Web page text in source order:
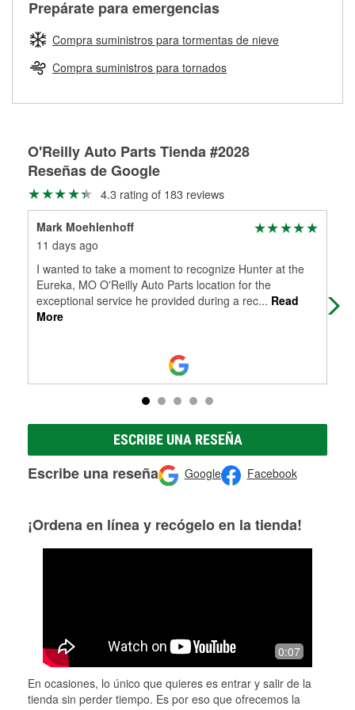
Herramientas de O'Reilly
pueden ser reutilizados, podemos ayudarte a encontrar las
partes de reemplazo correctas para tu reparación.
Rectificación de tambores y discos de freno
averiada o determina los acoplamientos y la longitud
adecuados para que te construyamos una nueva. O'Reilly
Auto Parts tiene las mangueras y los acoples adecuados
para reparar el sistema hidráulico de tu maquinaria
agrícola o de construcción.
Más información acerca del servicio de mangueras
Prepárate para emergencias
Compra suministros para tormentas de nieve
Compra suministros para tornados
O'Reilly Auto Parts Tienda #2028
Reseñas de Google
4.3 rating of 183 reviews
Mark Moehlenhoff
11 days ago
I wanted to take a moment to recognize Hunter at the
Eureka, MO O'Reilly Auto Parts location for the
exceptional service he provided during a rec... Read
More
ESCRIBE UNA RESEÑA
Escribe una reseña Google Facebook
¡Ordena en línea y recógelo en la tienda!
0:07
En ocasiones, lo único que quieres es entrar y salir de la
tienda sin perder tiempo. Es por eso que ofrecemos la